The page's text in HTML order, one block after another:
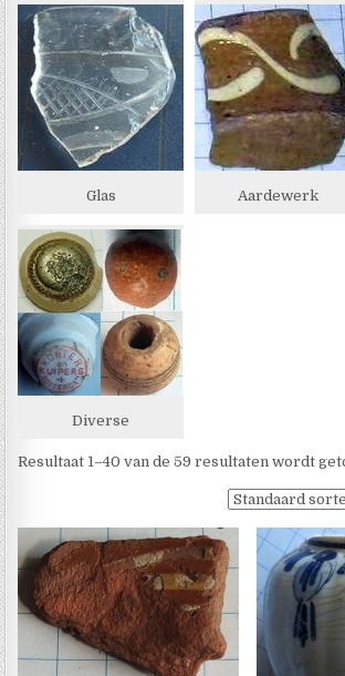
Glas Aardewerk
Diverse
Resultaat 1–40 van de 59 resultaten wordt